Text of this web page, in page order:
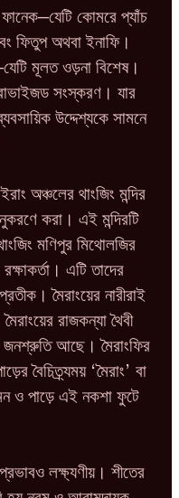
কোমরে প্যাঁচ
ফিতুপ অথবা ইনাফি।
মূলত ওড়না বিশেষ।
সংস্করণ। যার
উদ্দেশ্যকে সামনে
অঞ্চলের থাংজিং মন্দির
করা। এই মন্দিরটি
মণিপুর মিথোলজির
এটি তাদের
মৈরাংয়ের নারীরাই
রাজকন্যা থৈবী
জনশ্রুতি আছে। মৈরাংফির
বৈচিত্র্যময় ‘মৈরাং’ বা
ও পাড়ে এই নকশা ফুটে
লক্ষ্যণীয়। শীতের